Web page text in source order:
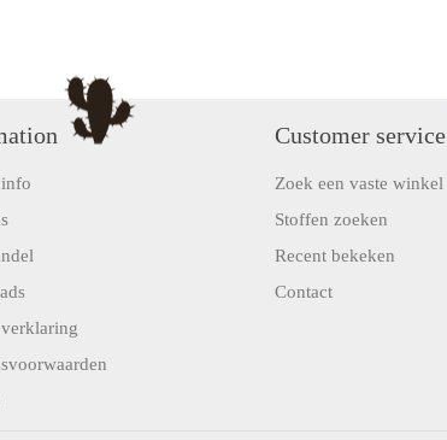
Customer service
Zoek een vaste winkel
Stoffen zoeken
Recent bekeken
Contact